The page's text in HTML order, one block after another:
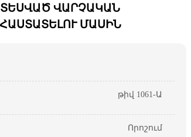
ՎԱՐՉԱԿԱՆ
ՄԱՍԻՆ
թիվ 1061-Ա
Որոշում